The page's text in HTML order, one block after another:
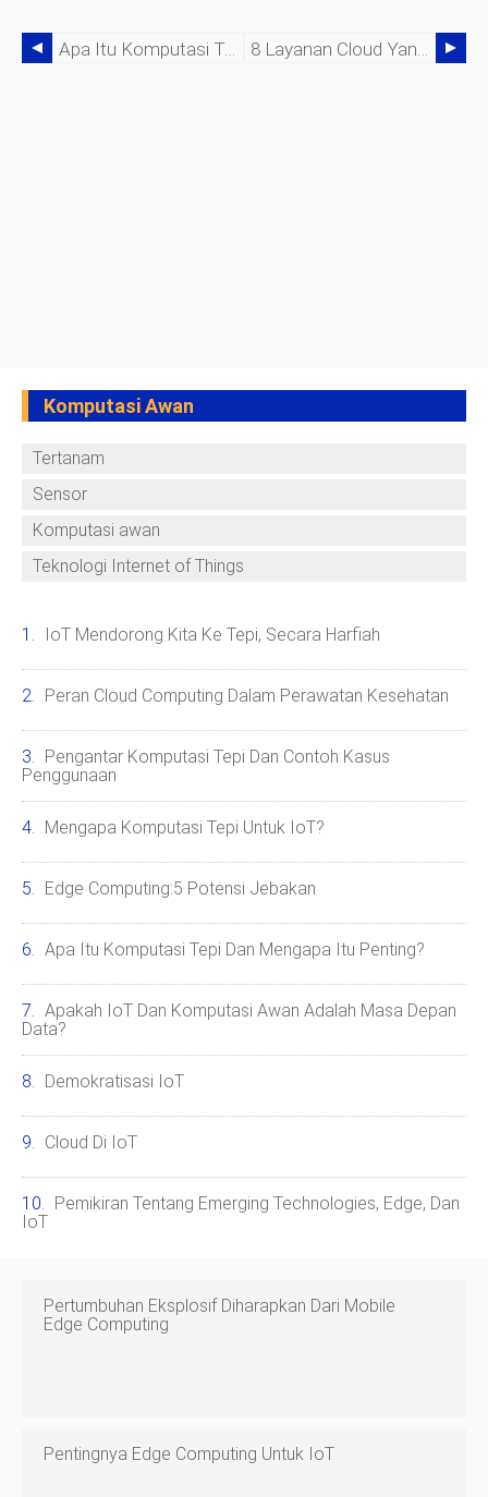
Komputasi Awan
Tertanam
Sensor
Komputasi awan
Teknologi Internet of Things
IoT Mendorong Kita Ke Tepi, Secara Harfiah
Peran Cloud Computing Dalam Perawatan Kesehatan
Pengantar Komputasi Tepi Dan Contoh Kasus
Penggunaan
Mengapa Komputasi Tepi Untuk IoT?
Edge Computing:5 Potensi Jebakan
Apa Itu Komputasi Tepi Dan Mengapa Itu Penting?
Apakah IoT Dan Komputasi Awan Adalah Masa Depan
Data?
Demokratisasi IoT
Cloud Di IoT
Pemikiran Tentang Emerging Technologies, Edge, Dan
IoT
Pertumbuhan Eksplosif Diharapkan Dari Mobile
Edge Computing
Pentingnya Edge Computing Untuk IoT